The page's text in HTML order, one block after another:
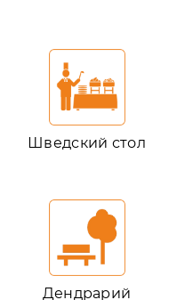
Шведский стол
Дендрарий